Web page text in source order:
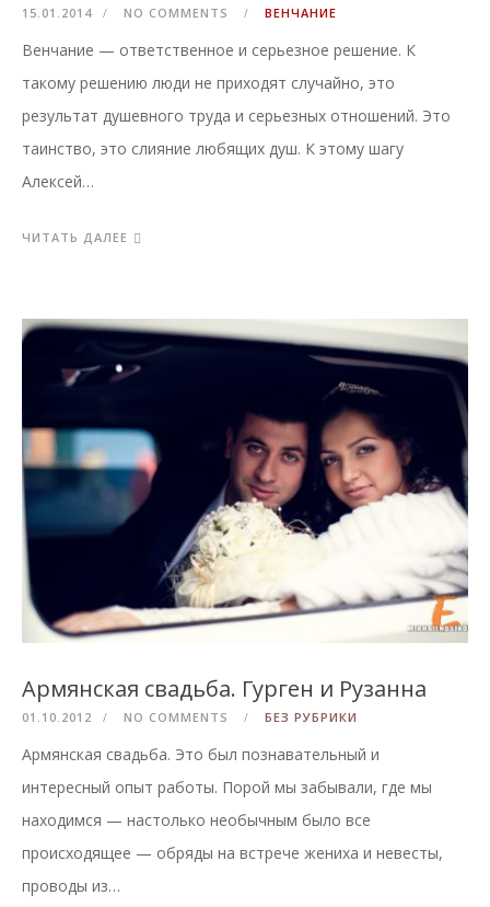
15.01.2014 NO COMMENTS ВЕНЧАНИЕ
Венчание — ответственное и серьезное решение. К
такому решению люди не приходят случайно, это
результат душевного труда и серьезных отношений. Это
таинство, это слияние любящих душ. К этому шагу
Алексей…
ЧИТАТЬ ДАЛЕЕ
Армянская свадьба. Гурген и Рузанна
01.10.2012 NO COMMENTS БЕЗ РУБРИКИ
Армянская свадьба. Это был познавательный и
интересный опыт работы. Порой мы забывали, где мы
находимся — настолько необычным было все
происходящее — обряды на встрече жениха и невесты,
проводы из…